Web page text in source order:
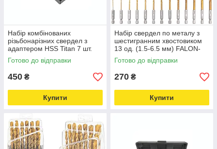
Набір комбінованих
різьбонарізних свердел з
адаптером HSS Titan 7 шт.
Falon-Tech FT1070G
Love&Life -online-multimarket-
Готово до відправки
450 ₴
Купити
Набір свердел по металу з
шестигранним хвостовиком
13 од. (1.5-6.5 мм) FALON-
TECH FT6613 Love&Life -
online-multimarket-
Готово до відправки
270 ₴
Купити